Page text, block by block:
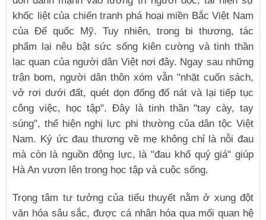
khốc liệt của chiến tranh phá hoại miền Bắc Việt Nam
của Đế quốc Mỹ. Tuy nhiên, trong bi thương, tác
phẩm lại nêu bật sức sống kiên cường và tinh thần
lạc quan của người dân Việt nơi đây. Ngay sau những
trận bom, người dân thôn xóm vẫn "nhặt cuốn sách,
vở rơi dưới đất, quét dọn đống đổ nát và lại tiếp tục
công việc, học tập". Đây là tinh thần "tay cày, tay
súng", thể hiện nghị lực phi thường của dân tộc Việt
Nam. Ký ức đau thương về mẹ không chỉ là nỗi đau
mà còn là nguồn động lực, là "đau khổ quý giá" giúp
Hà An vươn lên trong học tập và cuộc sống.
Trọng tâm tư tưởng của tiểu thuyết nằm ở xung đột
văn hóa sâu sắc, được cá nhân hóa qua mối quan hệ